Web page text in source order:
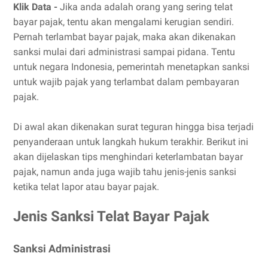
Klik Data - Jika anda adalah orang yang sering telat
bayar pajak, tentu akan mengalami kerugian sendiri.
Pernah terlambat bayar pajak, maka akan dikenakan
sanksi mulai dari administrasi sampai pidana. Tentu
untuk negara Indonesia, pemerintah menetapkan sanksi
untuk wajib pajak yang terlambat dalam pembayaran
pajak.
Di awal akan dikenakan surat teguran hingga bisa terjadi
penyanderaan untuk langkah hukum terakhir. Berikut ini
akan dijelaskan tips menghindari keterlambatan bayar
pajak, namun anda juga wajib tahu jenis-jenis sanksi
ketika telat lapor atau bayar pajak.
Jenis Sanksi Telat Bayar Pajak
Sanksi Administrasi